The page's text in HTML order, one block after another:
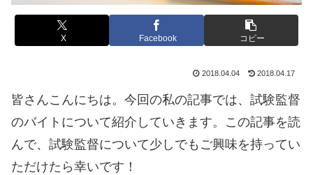
X Facebook コピー
2018.04.04 2018.04.17
皆さんこんにちは。今回の私の記事では、試験監督
のバイトについて紹介していきます。 この記事を読
んで、試験監督について少しでもご興味を持ってい
ただけたら幸いです！